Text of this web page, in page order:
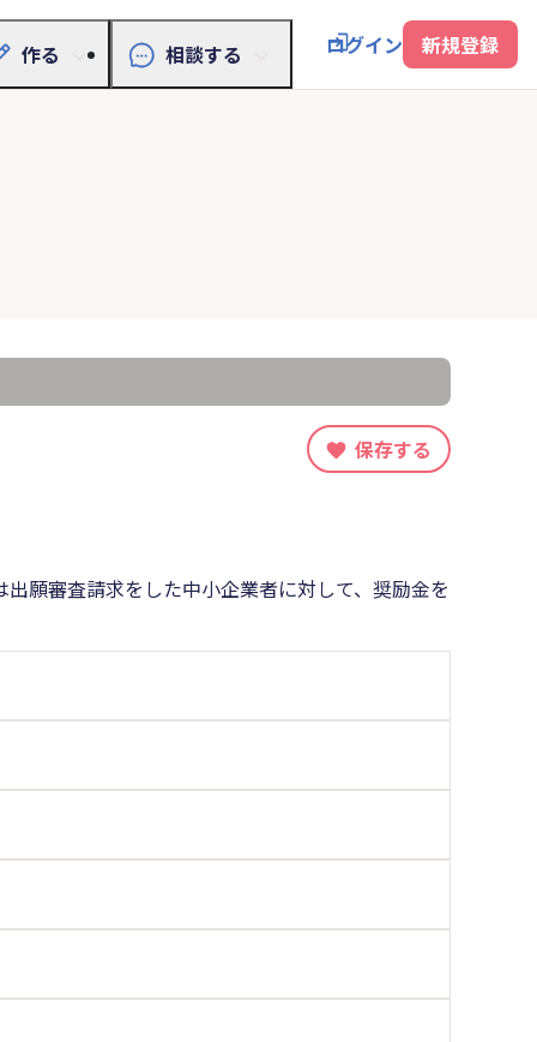
作る 相談する ログイン 新規登録
保存する
願審査請求をした中小企業者に対して、奨励金を